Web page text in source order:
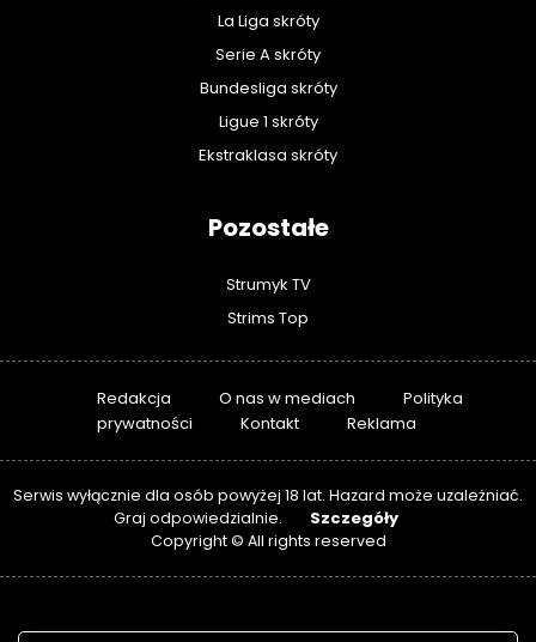
La Liga skróty
Serie A skróty
Bundesliga skróty
Ligue 1 skróty
Ekstraklasa skróty
Pozostałe
Strumyk TV
Strims Top
Redakcja O nas w mediach
Polityka
prywatności
Kontakt Reklama
Serwis wyłącznie dla osób powyżej 18 lat. Hazard może uzależniać.
Graj odpowiedzialnie.
Szczegóły
Copyright © All rights reserved